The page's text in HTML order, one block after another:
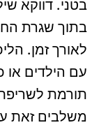
בטני. דווקא
בתוך שגרת
לאורך זמן.
עם הילדים או
תורמת
משלבים זאת